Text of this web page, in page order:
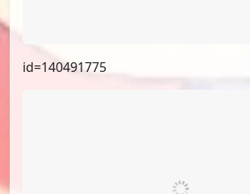
id=140491775